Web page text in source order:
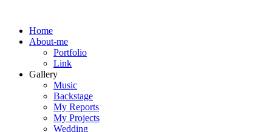
Home
About-me
Portfolio
Link
Gallery
Music
Backstage
My Reports
My Projects
Wedding